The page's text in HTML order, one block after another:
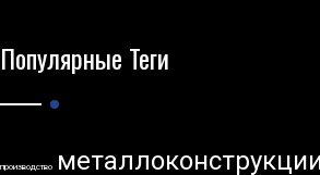
Популярные Теги
производство